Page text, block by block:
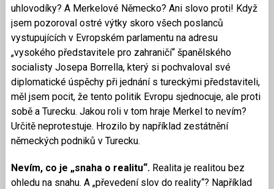
uhlovodíky? A Merkelové Německo? Ani slovo proti! Když
jsem pozoroval ostré výtky skoro všech poslanců
vystupujících v Evropském parlamentu na adresu
„vysokého představitele pro zahraničí“ španělského
socialisty Josepa Borrella, který si pochvaloval své
diplomatické úspěchy při jednání s tureckými představiteli,
měl jsem pocit, že tento politik Evropu sjednocuje, ale proti
sobě a Turecku. Jakou roli v tom hraje Merkel to nevím?
Určitě neprotestuje. Hrozilo by například zestátnění
německých podniků v Turecku.
Nevím, co je „snaha o realitu“. Realita je realitou bez
ohledu na snahu. A „převedení slov do reality“? Například